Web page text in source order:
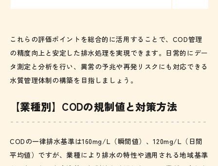
これらの評価ポイントを総合的に活用することで、COD管理
の精度向上と安定した排水処理を実現できます。日常的にデー
タ測定と分析を行い、異常の予兆や再発リスクにも対応できる
水質管理体制の構築を目指しましょう。
【業種別】CODの規制値と対策方法
CODの一律排水基準は160mg/L（瞬間値）、120mg/L（日間
平均値）ですが、業種により排水の特性や適用される地域基準